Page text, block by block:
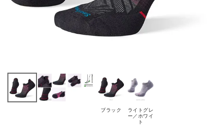
ブラック
ライトグレ
ー／ホワイ
ト